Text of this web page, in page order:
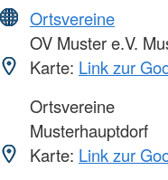
Ortsvereine
OV Muster e.V.
Karte: Link zur
Ortsvereine
Musterhauptdorf
Karte: Link zur